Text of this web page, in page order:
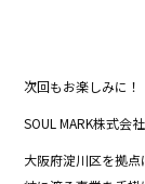
次回もお楽しみに！
SOUL MARK株式会
大阪府淀川区を拠